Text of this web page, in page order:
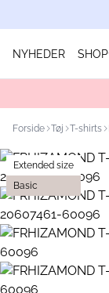
NYHEDER SHOP
Forside Tøj T-shirts
Extended size
Basic